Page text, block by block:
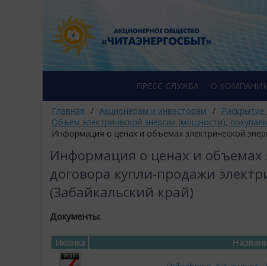
ПРЕСС-СЛУЖБА О
Главная / Акционерам и инвесторам /
Объем электрической энергии (мощности),
Информация о ценах и объемах электрической
Информация о ценах и объемах
договора купли-продажи
(Забайкальский край)
Документы:
Иконка